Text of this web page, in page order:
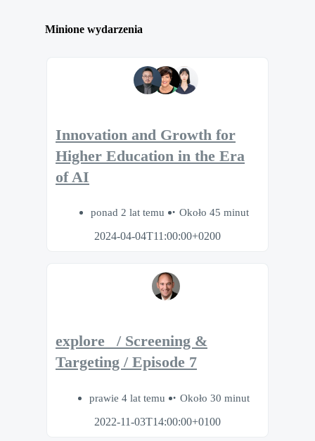
Minione wydarzenia
Innovation and Growth for
Higher Education in the Era
of AI
ponad 2 lat temu
Około 45 minut
2024-04-04T11:00:00+0200
explore_ / Screening &
Targeting / Episode 7
prawie 4 lat temu
Około 30 minut
2022-11-03T14:00:00+0100